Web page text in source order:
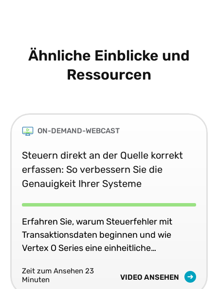
Ähnliche Einblicke und
Ressourcen
ON-DEMAND-WEBCAST
Steuern direkt an der Quelle korrekt
erfassen: So verbessern Sie die
Genauigkeit Ihrer Systeme
Erfahren Sie, warum Steuerfehler mit
Transaktionsdaten beginnen und wie
Vertex O Series eine einheitliche
Geschäftssystemen liefert.
Zeit zum Ansehen 23
Minuten
VIDEO ANSEHEN